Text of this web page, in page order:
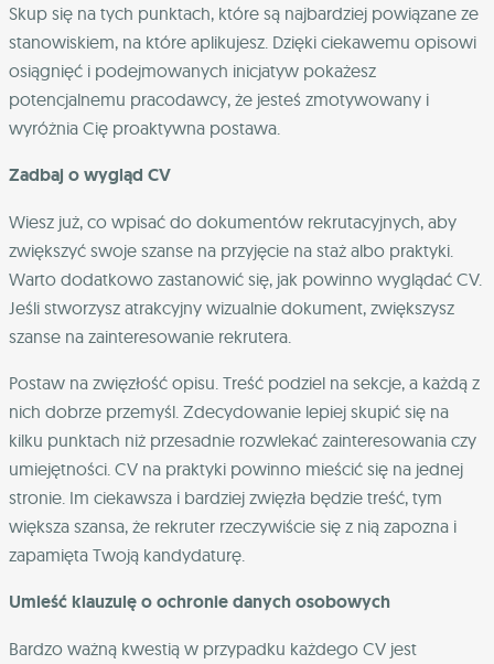
Skup się na tych punktach, które są najbardziej powiązane ze
stanowiskiem, na które aplikujesz. Dzięki ciekawemu opisowi
osiągnięć i podejmowanych inicjatyw pokażesz
potencjalnemu pracodawcy, że jesteś zmotywowany i
wyróżnia Cię proaktywna postawa.
Zadbaj o wygląd CV
Wiesz już, co wpisać do dokumentów rekrutacyjnych, aby
zwiększyć swoje szanse na przyjęcie na staż albo praktyki.
Warto dodatkowo zastanowić się, jak powinno wyglądać CV.
Jeśli stworzysz atrakcyjny wizualnie dokument, zwiększysz
szanse na zainteresowanie rekrutera.
Postaw na zwięzłość opisu. Treść podziel na sekcje, a każdą z
nich dobrze przemyśl. Zdecydowanie lepiej skupić się na
kilku punktach niż przesadnie rozwlekać zainteresowania czy
umiejętności. CV na praktyki powinno mieścić się na jednej
stronie. Im ciekawsza i bardziej zwięzła będzie treść, tym
większa szansa, że rekruter rzeczywiście się z nią zapozna i
zapamięta Twoją kandydaturę.
Umieść klauzulę o ochronie danych osobowych
Bardzo ważną kwestią w przypadku każdego CV jest